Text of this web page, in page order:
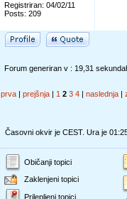
Registriran: 04/02/11
Posts: 209
Forum generiran v : 19,31
prva | prejšnja | 1 2 3 4 | naslednja |
Časovni okvir je CEST. Ura je
Običanji topici
Zaklenjeni topici
Prilepljeni topici